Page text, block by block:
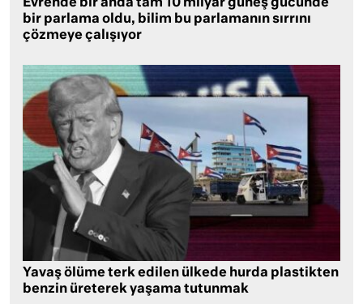
Evrende bir anda tam 10 milyar güneş gücünde
bir parlama oldu, bilim bu parlamanın sırrını
çözmeye çalışıyor
Yavaş ölüme terk edilen ülkede hurda plastikten
benzin üreterek yaşama tutunmak